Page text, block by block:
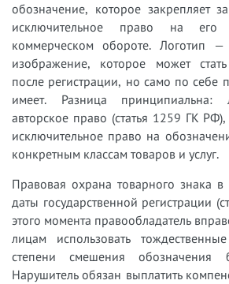
обозначение, которое закрепляет
исключительное право на его
коммерческом обороте. Логотип
изображение, которое может
после регистрации, но само по себе
имеет. Разница принципиальна:
авторское право (статья 1259 ГК
исключительное право на
конкретным классам товаров и услуг.
Правовая охрана товарного знака в
даты государственной регистрации
этого момента правообладатель
лицам использовать
степени смешения обозначения
Нарушитель обязан выплатить